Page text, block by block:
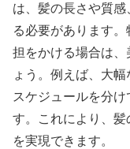
は、髪の長さや質
る必要があります
担をかける場合は
ょう。例えば、大
スケジュールを分
す。これにより、
を実現できます。